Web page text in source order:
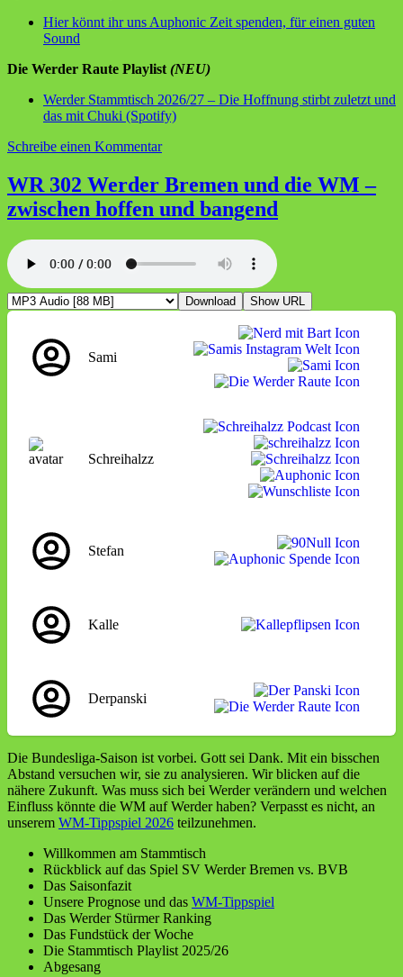
Hier könnt ihr uns Auphonic Zeit spenden, für einen guten
Sound
Die Werder Raute Playlist (NEU)
Werder Stammtisch 2026/27 – Die Hoffnung stirbt zuletzt und
das mit Chuki (Spotify)
Schreibe einen Kommentarzu
Tresen
Warm-
Up
Blick
auf
Transferkarussell
WR 302 Werder Bremen und die WM –
zwischen hoffen und bangend
Download Show URL
Sami
Schreihalzz
Stefan
Kalle
Derpanski
Die Bundesliga-Saison ist vorbei. Gott sei Dank. Mit ein bisschen
Abstand versuchen wir, sie zu analysieren. Wir blicken auf die
nähere Zukunft. Was muss sich bei Werder verändern und welchen
Einfluss könnte die WM auf Werder haben? Verpasst es nicht, an
unserem WM-Tippspiel 2026 teilzunehmen.
Willkommen am Stammtisch
Rückblick auf das Spiel SV Werder Bremen vs. BVB
Das Saisonfazit
Unsere Prognose und das WM-Tippspiel
Das Werder Stürmer Ranking
Das Fundstück der Woche
Die Stammtisch Playlist 2025/26
Abgesang